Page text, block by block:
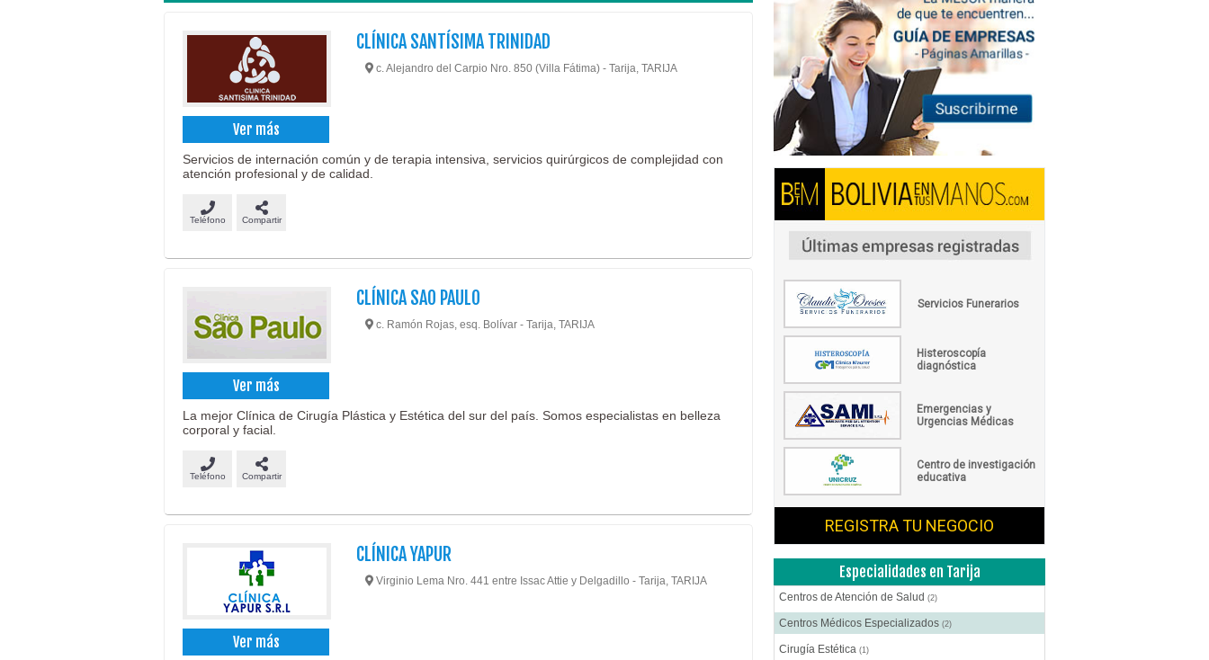
Ver más
CLÍNICA SANTÍSIMA TRINIDAD
c. Alejandro del Carpio Nro. 850 (Villa Fátima) - Tarija, TARIJA
Servicios de internación común y de terapia intensiva, servicios quirúrgicos de complejidad con
atención profesional y de calidad.
Teléfono Compartir
Ver más
CLÍNICA SAO PAULO
c. Ramón Rojas, esq. Bolívar - Tarija, TARIJA
La mejor Clínica de Cirugía Plástica y Estética del sur del país. Somos especialistas en belleza
corporal y facial.
Teléfono Compartir
Ver más
CLÍNICA YAPUR
Virginio Lema Nro. 441 entre Issac Attie y Delgadillo - Tarija, TARIJA
Servicios Funerarios
Histeroscopía
diagnóstica
Emergencias y
Urgencias Médicas
Centro de investigación
educativa
REGISTRA TU NEGOCIO
Especialidades en Tarija
Centros de Atención de Salud (2)
Centros Médicos Especializados (2)
Cirugía Estética (1)